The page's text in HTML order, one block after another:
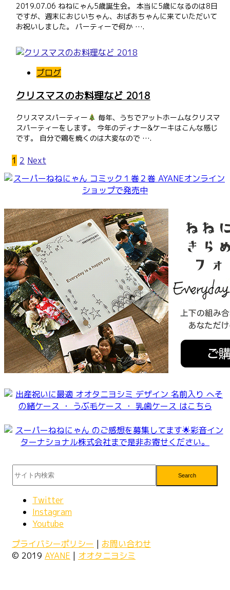
2019.07.06 ねねにゃん5歳誕生会。 本当に5歳になるのは8日
ですが、週末におじいちゃん、おばあちゃんに来ていただいて
お祝いしました。 パーティーで何か ….
ブログ
クリスマスのお料理など 2018
クリスマスパーティー
毎年、うちでアットホームなクリスマ
スパーティーをします。 今年のディナー&ケーキはこんな感じ
です。 自分で鶏を焼くのは大変なので ….
投
稿
ビ
ゲ
ー
シ
ョ
ン
1 2 Next
Search
Twitter
Instagram
Youtube
プライバシーポリシー | お問い合わせ
© 2019 AYANE | オオタニヨシミ